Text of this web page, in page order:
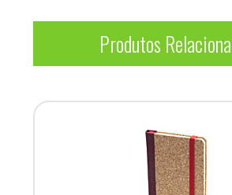
Produtos